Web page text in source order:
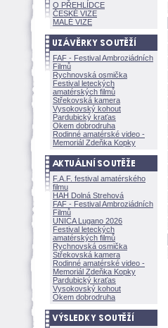
O PŘEHLÍDCE
ČESKÉ VIZE
MALÉ VIZE
FAF - Festival Ambroziádních
Filmů
Rychnovská osmička
Festival leteckých
amatérských filmů
Střekovská kamera
Vysokovský kohout
Pardubický kraťas
Okem dobrodruha
Rodinné amatérské video -
Memoriál Zdeňka Kopky
F.A.F. festival amatérského
filmu
HAH Dolná Strehov
FAF - Festival Ambroziádních
Filmů
UNICA Lugano 2026
Festival leteckých
amatérských filmů
Rychnovská osmička
Střekovská kamera
Rodinné amatérské video -
Memoriál Zdeňka Kopky
Pardubický kraťas
Vysokovský kohout
Okem dobrodruha